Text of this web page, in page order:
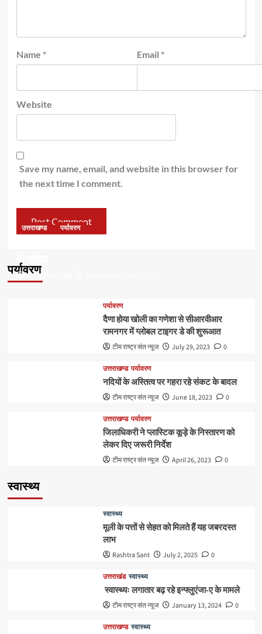
Name * Email *
Website
Save my name, email, and website in this browser for
the next time I comment.
पर्यावरण
उत्तराखण्ड पर्यावरण
के आदेश
टीम राष्ट्र संत न्यूज
पर्यावरण
दैणा होया खोली का गणेशा से सीआरवीआर
रामनगर में ग्लोबल टाइगर डे की शुरूआत
टीम राष्ट्र संत न्यूज July 29, 2023 0
उत्तराखण्ड पर्यावरण
नदियों के अस्तित्व पर गहरा रहे संकट के बादल
टीम राष्ट्र संत न्यूज June 18, 2023 0
उत्तराखण्ड पर्यावरण
जिलाधिकरी ने प्लास्टिक कूड़े के निस्तारण को
लेकर दिए जरूरी निर्देश
टीम राष्ट्र संत न्यूज April 26, 2023 0
स्वास्थ्य
स्वास्थ्य
मूली के पत्तों से सेहत को मिलते हैं यह जबरदस्त
लाभ
Rashtra Sant July 2, 2025 0
उत्तराखंड स्वास्थ्य
स्वास्थ्यः लगातार बढ़ रहे इन्फ्लुएंजा-ए के मामले
टीम राष्ट्र संत न्यूज January 13, 2024 0
उत्तराखण्ड स्वास्थ्य